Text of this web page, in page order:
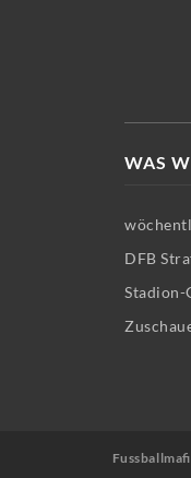
WAS
DFB
Stadion-